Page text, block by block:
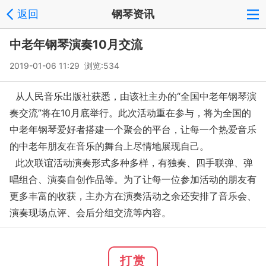
返回 钢琴资讯
中老年钢琴演奏10月交流
2019-01-06 11:29 浏览:534
从人民音乐出版社获悉，由该社主办的“全国中老年钢琴演
奏交流”将在10月底举行。此次活动重在参与，将为全国的
中老年钢琴爱好者搭建一个聚会的平台，让每一个热爱音乐
的中老年朋友在音乐的舞台上尽情地展现自己。
此次联谊活动演奏形式多种多样，有独奏、四手联弹、弹
唱组合、演奏自创作品等。为了让每一位参加活动的朋友有
更多丰富的收获，主办方在演奏活动之余还安排了音乐会、
演奏现场点评、会后分组交流等内容。
打赏